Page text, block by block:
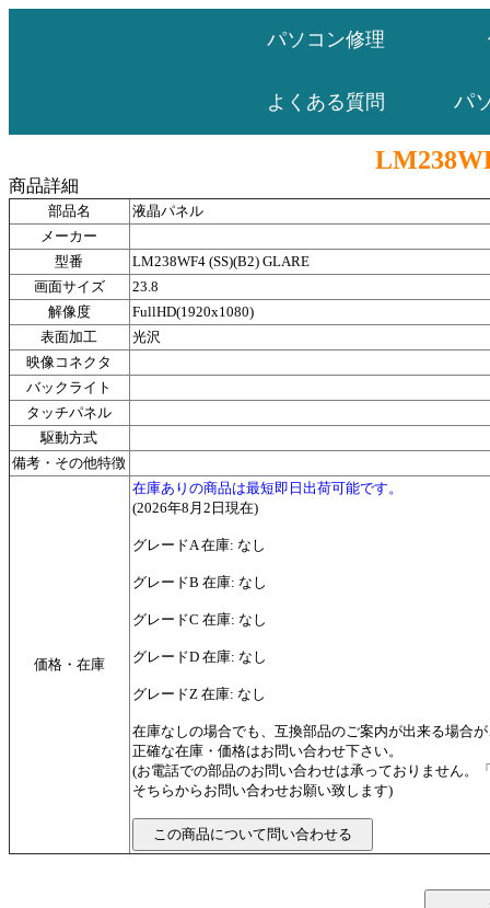
パソコン修理
よくある質問 パ
商品詳細
部品名
液晶パネル
メーカー
型番
LM238WF4 (SS)(B2) GLARE
画面サイズ
23.8
解像度
FullHD(1920x1080)
表面加工
光沢
映像コネクタ
バックライト
タッチパネル
駆動方式
備考・その他特徴
価格・在庫
在庫ありの商品は最短即日出荷可能です。
(2026年8月2日現在)
グレードA 在庫: なし
グレードB 在庫: なし
グレードC 在庫: なし
グレードD 在庫: なし
グレードZ 在庫: なし
在庫なしの場合でも、互換部品のご案内が出来る場合
正確な在庫・価格はお問い合わせ下さい。
(お電話での部品のお問い合わせは承っておりません。
そちらからお問い合わせお願い致します)